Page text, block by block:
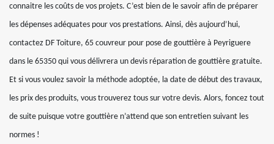
connaitre les coûts de vos projets. C’est bien de le savoir afin de préparer
les dépenses adéquates pour vos prestations. Ainsi, dès aujourd’hui,
contactez DF Toiture, 65 couvreur pour pose de gouttière à Peyriguere
dans le 65350 qui vous délivrera un devis réparation de gouttière gratuite.
Et si vous voulez savoir la méthode adoptée, la date de début des travaux,
les prix des produits, vous trouverez tous sur votre devis. Alors, foncez tout
de suite puisque votre gouttière n’attend que son entretien suivant les
normes !